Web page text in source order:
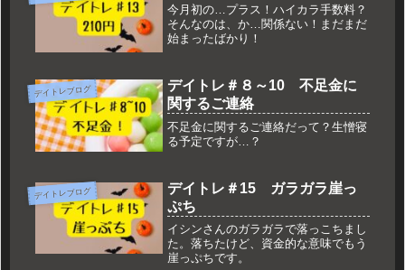
今月初の…プラス！ハイカラ手数料？
そんなのは、か…関係ない！まだまだ
始まったばかり！
デイトレブログ
デイトレ＃８～10 不足金に
関するご連絡
不足金に関するご連絡だって？生憎寝
る予定ですが…？
デイトレブログ
デイトレ＃15 ガラガラ崖っ
ぷち
イシンさんのガラガラで落っこちまし
た。落ちたけど、資金的な意味でもう
崖っぷちです。